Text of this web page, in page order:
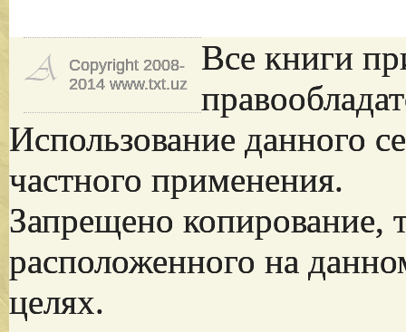
Copyright 2008-
2014 www.txt.uz
Все книги
Использование данного
частного применения.
Запрещено копирование,
расположенного на
целях.